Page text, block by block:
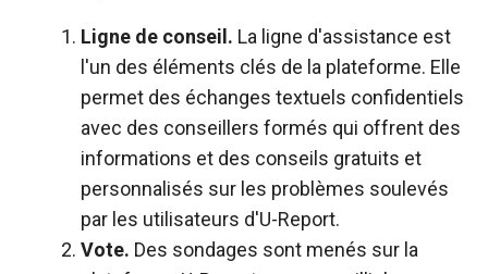
Ligne de conseil. La ligne d'assistance est
l'un des éléments clés de la plateforme. Elle
permet des échanges textuels confidentiels
avec des conseillers formés qui offrent des
informations et des conseils gratuits et
personnalisés sur les problèmes soulevés
par les utilisateurs d'U-Report.
Vote. Des sondages sont menés sur la